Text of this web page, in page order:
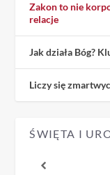
Zakon to nie
relacje
Jak działa Bóg?
Liczy się
ŚWIĘTA I